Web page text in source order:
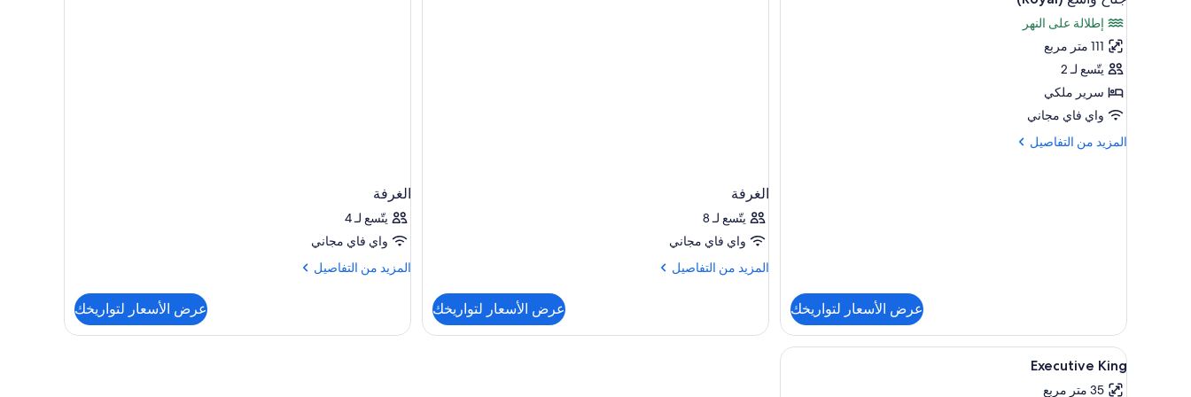
سرير
ملكي
بشرفة
جميع
صور
جناح
واسع
(Royal)
إطلالة على النهر
111 متر مربع
يتّسع لـ 2
سرير ملكي
واي فاي مجاني
المزيد من التفاصيل
المزيد
عرض الأسعار لتواريخك
الغرفة
يتّسع لـ 8
واي فاي مجاني
المزيد من التفاصيل
المزيد
الغرفة
عرض الأسعار لتواريخك
الغرفة
يتّسع لـ 4
واي فاي مجاني
المزيد من التفاصيل
المزيد
الغرفة
عرض الأسعار لتواريخك
استعراض
جميع
أغطية فراش متميزة وألحفة محشوة بالريش وخزنة داخل الغرفة ومكتب
11
Executive King
35 متر مربع